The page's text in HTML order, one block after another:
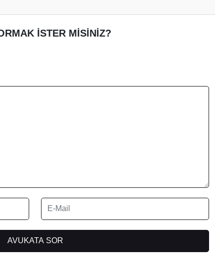
İSTER MİSİNİZ?